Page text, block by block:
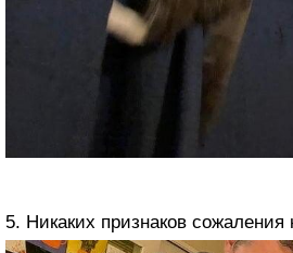
5. Никаких признаков сожаления